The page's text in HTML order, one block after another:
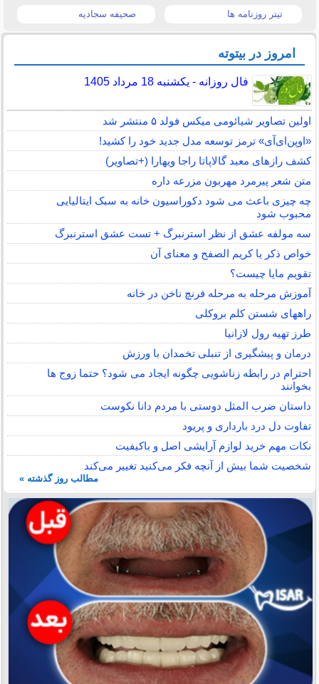
تیتر روزنامه ها صحیفه سجادیه
امروز در بیتوته
فال روزانه - یکشنبه 18 مرداد 1405
اولین تصاویر شیائومی میکس فولد ۵ منتشر شد
«اوپن‌ای‌آی» ترمز توسعه مدل جدید خود را کشید!
کشف رازهای معبد گالاپاتا راجا ویهارا (+تصاویر)
متن شعر پیرمرد مهربون مزرعه داره
چه چیزی باعث می شود دکوراسیون خانه به سبک ایتالیایی
محبوب شود
سه مولفه عشق از نظر استرنبرگ + تست عشق استرنبرگ
خواص ذکر یا کریم الصفح و معنای آن
تقویم مایا چیست؟
آموزش مرحله به مرحله فرنچ ناخن در خانه
راههای شستن کلم بروکلی
طرز تهیه رول لازانیا
درمان و پیشگیری از تنبلی تخمدان با ورزش
احترام در رابطه زناشویی چگونه ایجاد می شود؟ حتما زوج ها
بخوانند
داستان ضرب المثل دوستی با مردم دانا نكوست
تفاوت دل درد بارداری و پریود
نکات مهم خرید لوازم آرایشی اصل و باکیفیت
شخصیت شما بیش از آنچه فکر می‌کنید تغییر می‌کند
مطالب روز گذشته »